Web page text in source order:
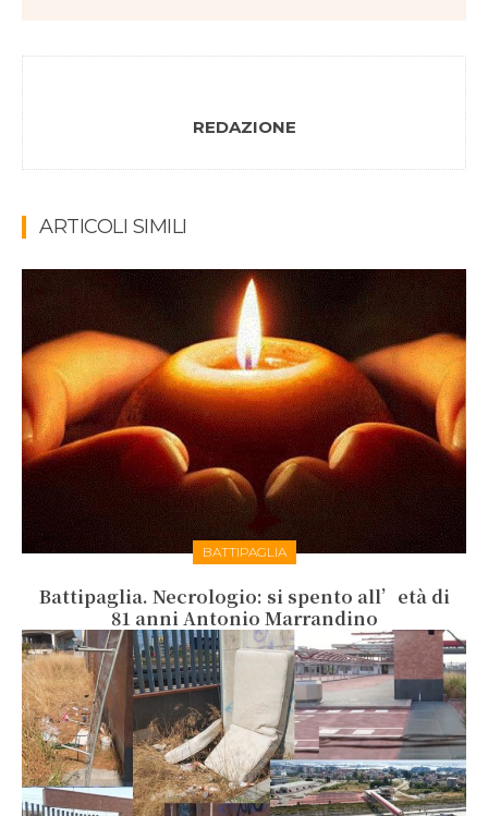
REDAZIONE
ARTICOLI SIMILI
BATTIPAGLIA
Battipaglia. Necrologio: si spento all’età di
81 anni Antonio Marrandino